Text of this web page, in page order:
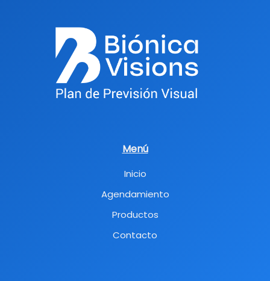
Menú
Inicio
Agendamiento
Productos
Contacto